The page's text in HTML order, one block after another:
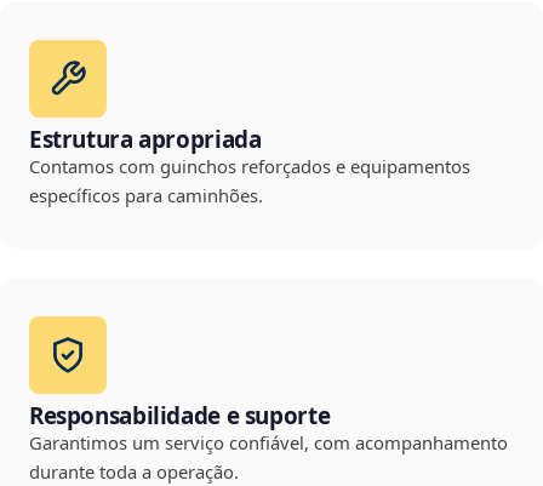
Estrutura apropriada
Contamos com guinchos reforçados e equipamentos
específicos para caminhões.
Responsabilidade e suporte
Garantimos um serviço confiável, com acompanhamento
durante toda a operação.